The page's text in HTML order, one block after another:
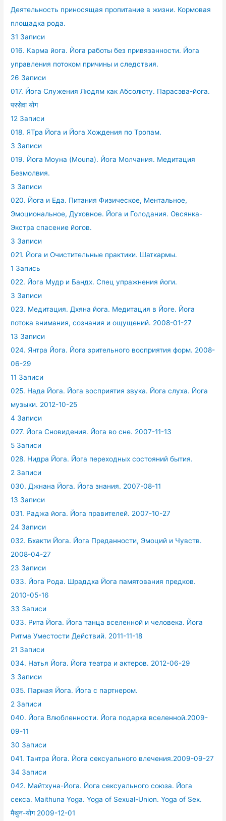
Деятельность приносящая пропитание в жизни. Кормовая
площадка рода.
31 Записи
016. Карма йога. Йога работы без привязанности. Йога
управления потоком причины и следствия.
26 Записи
017. Йога Служения Людям как Абсолюту. Парасэва-йога.
परसेवा योग
12 Записи
018. ЯТра Йога и Йога Хождения по Тропам.
3 Записи
019. Йога Моуна (Mouna). Йога Молчания. Медитация
Безмолвия.
3 Записи
020. Йога и Еда. Питания Физическое, Ментальное,
Эмоциональное, Духовное. Йога и Голодания. Овсянка-
Экстра спасение йогов.
3 Записи
021. Йога и Очистительные практики. Шаткармы.
1 Запись
022. Йога Мудр и Бандх. Спец упражнения йоги.
3 Записи
023. Медитация. Дхяна йога. Медитация в Йоге. Йога
потока внимания, сознания и ощущений. 2008-01-27
13 Записи
024. Янтра Йога. Йога зрительного восприятия форм. 2008-
06-29
11 Записи
025. Нада Йога. Йога восприятия звука. Йога слуха. Йога
музыки. 2012-10-25
4 Записи
027. Йога Сновидения. Йога во сне. 2007-11-13
5 Записи
028. Нидра Йога. Йога переходных состояний бытия.
2 Записи
030. Джнана Йога. Йога знания. 2007-08-11
13 Записи
031. Раджа йога. Йога правителей. 2007-10-27
24 Записи
032. Бхакти Йога. Йога Преданности, Эмоций и Чувств.
2008-04-27
23 Записи
033. Йога Рода. Шраддха Йога памятования предков.
2010-05-16
33 Записи
033. Рита Йога. Йога танца вселенной и человека. Йога
Ритма Уместости Действий. 2011-11-18
21 Записи
034. Натья Йога. Йога театра и актеров. 2012-06-29
3 Записи
035. Парная Йога. Йога с партнером.
2 Записи
040. Йога Влюбленности. Йога подарка вселенной.2009-
09-11
30 Записи
041. Тантра Йога. Йога сексуального влечения.2009-09-27
34 Записи
042. Майтхуна-Йога. Йога сексуального союза. Йога
секса. Maithuna Yoga. Yoga of Sexual-Union. Yoga of Sex.
मैथुन-योग 2009-12-01